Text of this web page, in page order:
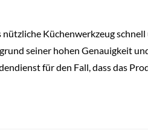
Küchenwerkzeug
seiner hohen Genauigkeit
für den Fall, dass das